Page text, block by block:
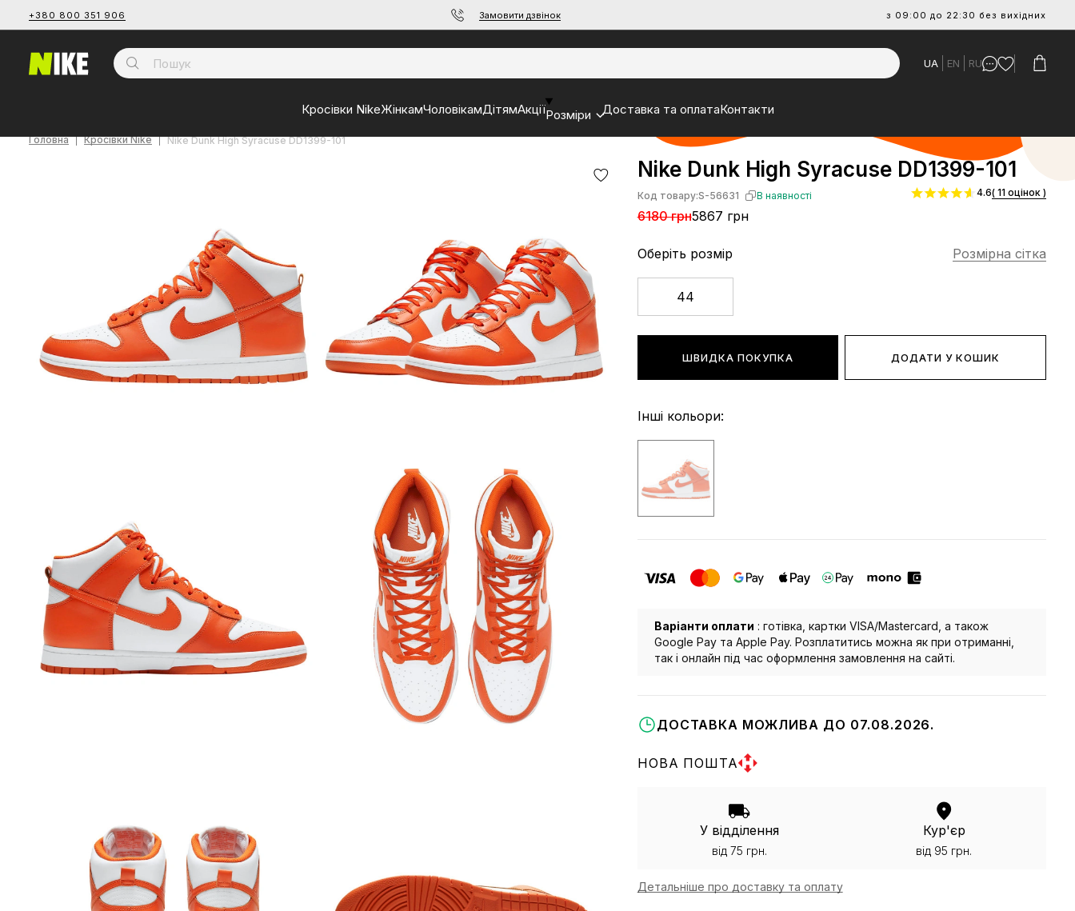
+380 800 351 906 Замовити дзвінок з 09:00 до 22:30 без вихідних
UA EN RU
Кросівки NikeЖінкамЧоловікамДітямАкціїРозміри Доставка та оплатаКонтакти
Головна Кросівки Nike Nike Dunk High Syracuse DD1399-101
Nike Dunk High Syracuse DD1399-101
Код товару:S-56631 В наявності
6180 грн5867 грн
4.6( 11 оцінок )
Оберіть розмір Розмірна сітка
44
ШВИДКА ПОКУПКА ДОДАТИ У КОШИК
Інші кольори:
Варіанти оплати : готівка, картки VISA/Mastercard, а також
Google Pay та Apple Pay. Розплатитись можна як при отриманні,
так і онлайн під час оформлення замовлення на сайті.
ДОСТАВКА МОЖЛИВА ДО 07.08.2026.
НОВА ПОШТА
У відділення
від 75 грн.
Кур'єр
від 95 грн.
Детальніше про доставку та оплату